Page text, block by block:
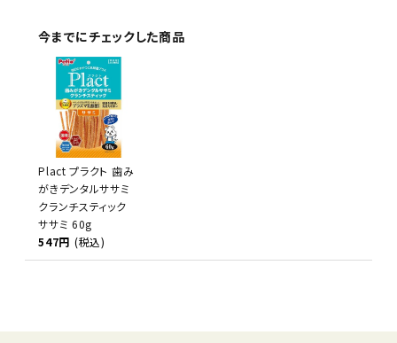
今までにチェックした商品
Plact プラクト 歯み
がきデンタルササミ
クランチスティック
ササミ 60g
547円 (税込)